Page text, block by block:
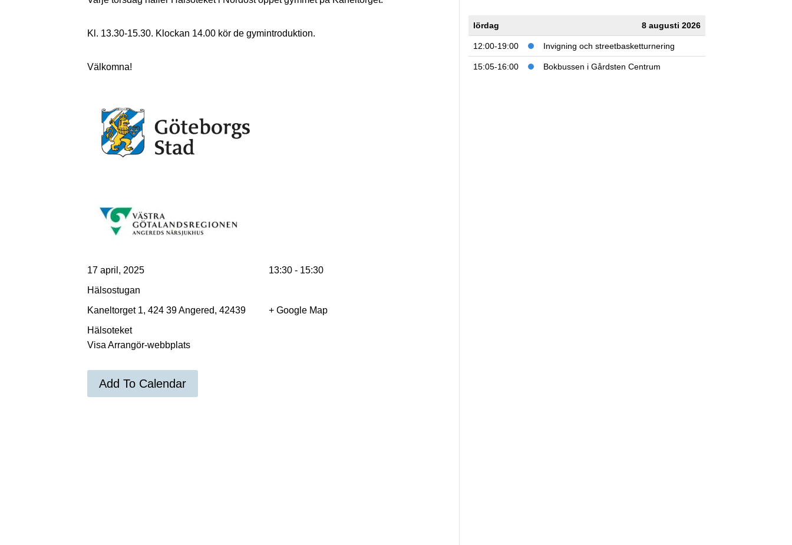
Kl. 13.30-15.30. Klockan 14.00 kör de gymintroduktion.
Välkomna!
17 april, 2025
13:30 - 15:30
Hälsostugan
Kaneltorget 1, 424 39 Angered, 42439
+ Google Map
Hälsoteket
Visa Arrangör-webbplats
Add To Calendar
lördag 8 augusti 2026
12:00-19:00 Invigning och streetbasketturnering
15:05-16:00 Bokbussen i Gårdsten Centrum